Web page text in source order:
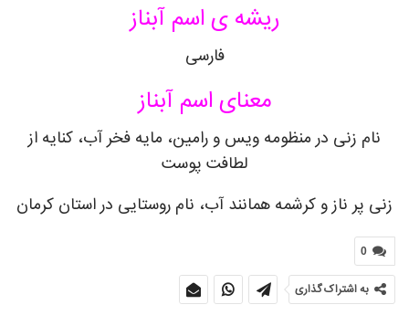
ریشه ی اسم آبناز
فارسی
معنای اسم آبناز
نام زنی در منظومه ویس و رامین، مایه فخر آب، کنایه از
لطافت پوست
زنی پر ناز و کرشمه همانند آب، نام روستایی در استان کرمان
0
به اشتراک گذاری